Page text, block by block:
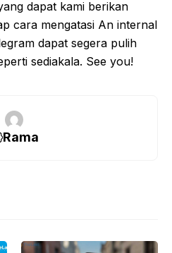
dapat kami berikan
cara mengatasi An internal
dapat segera pulih
sediakala. See you!
Rama